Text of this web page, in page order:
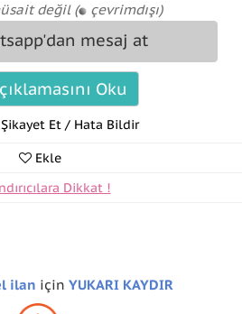
değil ( çevrimdışı)
mesaj at
Oku
Et / Hata Bildir
Ekle
Dikkat !
ilan için YUKARI KAYDIR